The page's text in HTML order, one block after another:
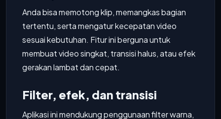
Anda bisa memotong klip, memangkas bagian
tertentu, serta mengatur kecepatan video
sesuai kebutuhan. Fitur ini berguna untuk
membuat video singkat, transisi halus, atau efek
gerakan lambat dan cepat.
Filter, efek, dan transisi
Aplikasi ini mendukung penggunaan filter warna,